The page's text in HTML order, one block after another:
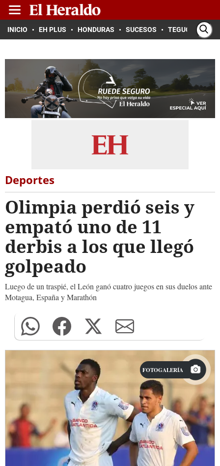
INICIO EH PLUS HONDURAS SUCESOS TEGUCIGALPA
Deportes
Olimpia perdió seis y
empató uno de 11
derbis a los que llegó
golpeado
Luego de un traspié, el León ganó cuatro juegos en sus duelos ante
Motagua, España y Marathón
FOTOGALERÍA